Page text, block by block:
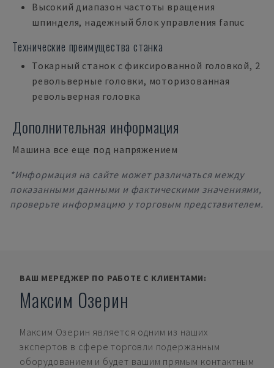
Высокий диапазон частоты вращения
шпинделя, надежный блок управления fanuc
Технические преимущества станка
Токарный станок с фиксированной головкой, 2
револьверные головки, моторизованная
револьверная головка
Дополнительная информация
Машина все еще под напряжением
*Информация на сайте может различаться между
показанными данными и фактическими значениями,
проверьте информацию у торговым представителем.
ВАШ МЕРЕДЖЕР ПО РАБОТЕ С КЛИЕНТАМИ:
Максим Озерин
Максим Озерин является одним из наших
экспертов в сфере торговли подержанным
оборудованием и будет вашим прямым контактным